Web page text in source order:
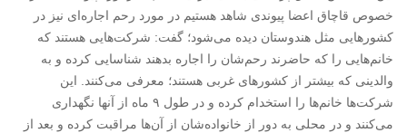
خصوص قاچاق اعضا پیوندی شاهد هستیم در مورد رحم اجاره‌ای نیز در
کشورهایی مثل هندوستان دیده می‌شود؛ گفت: شرکت‌هایی هستند که
خانم‌هایی را که حاضرند رحم‌شان را اجاره بدهند شناسایی کرده و به
والدینی که بیشتر از کشورهای غربی هستند؛ معرفی می‌کنند. این
شرکت‌ها خانم‌ها را استخدام کرده و در طول ۹ ماه از آنها نگهداری
می‌کنند و در محلی به دور از خانواده‌شان از آن‌ها مراقبت کرده و بعد از